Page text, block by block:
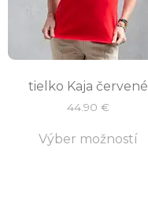
tielko Kaja červené
44.90 €
Výber možností